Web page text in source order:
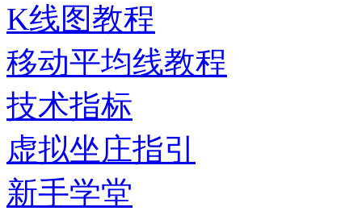
K线图教程
移动平均线教程
技术指标
虚拟坐庄指引
新手学堂